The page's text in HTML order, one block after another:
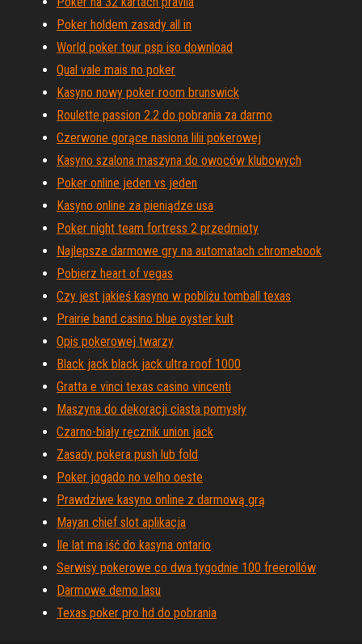
Poker holdem zasady all in
World poker tour psp iso download
Qual vale mais no poker
Kasyno nowy poker room brunswick
Roulette passion 2.2 do pobrania za darmo
Czerwone gorące nasiona lilii pokerowej
Kasyno szalona maszyna do owoców klubowych
Poker online jeden vs jeden
Kasyno online za pieniądze usa
Poker night team fortress 2 przedmioty
Najlepsze darmowe gry na automatach chromebook
Pobierz heart of vegas
Czy jest jakieś kasyno w pobliżu tomball texas
Prairie band casino blue oyster kult
Opis pokerowej twarzy
Black jack black jack ultra roof 1000
Gratta e vinci texas casino vincenti
Maszyna do dekoracji ciasta pomysły
Czarno-biały ręcznik union jack
Zasady pokera push lub fold
Poker jogado no velho oeste
Prawdziwe kasyno online z darmową grą
Mayan chief slot aplikacja
Ile lat ma iść do kasyna ontario
Serwisy pokerowe co dwa tygodnie 100 freerollów
Darmowe demo lasu
Texas poker pro hd do pobrania